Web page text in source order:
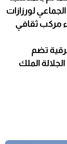
لورزازات
مركب ثقافي
تضم
الملك